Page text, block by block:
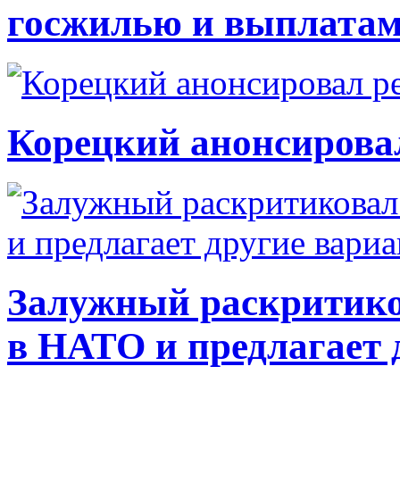
госжилью и
Корецкий
Залужный
в НАТО и предлагает